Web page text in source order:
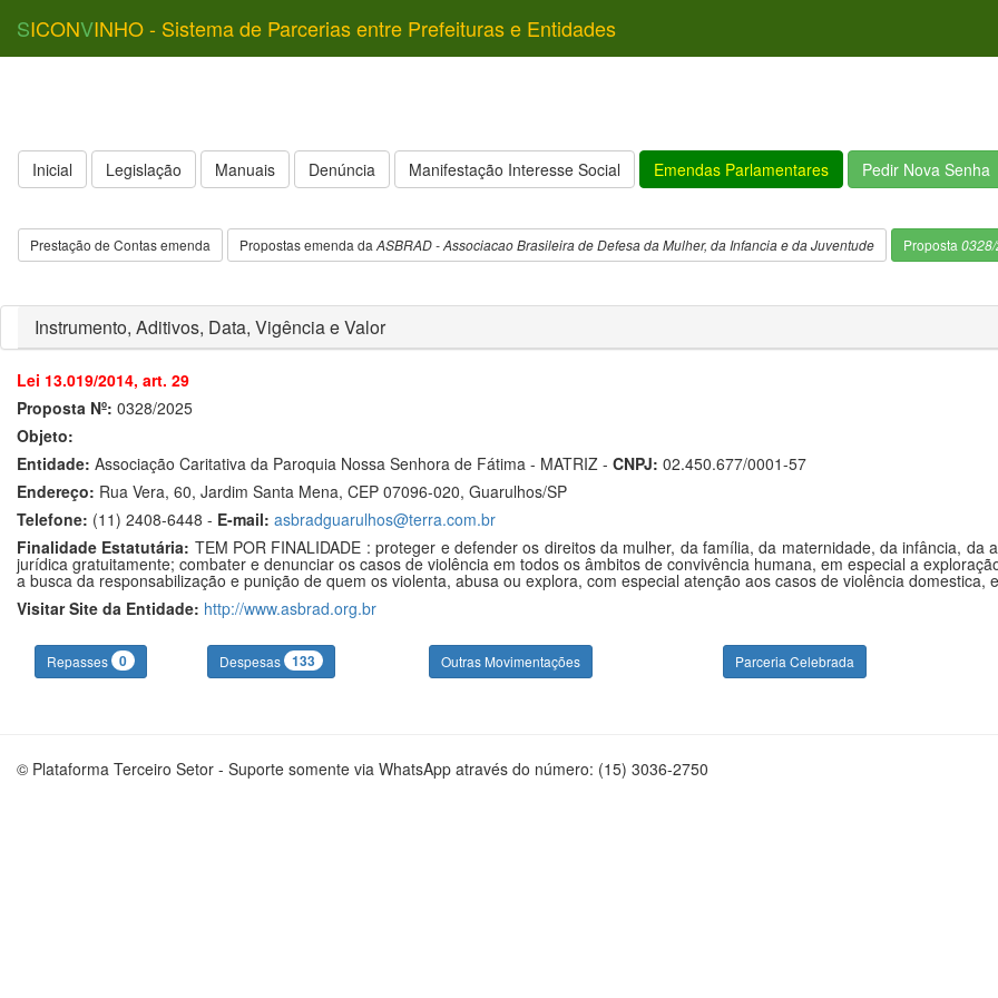
SICONVINHO - Sistema de Parcerias entre Prefeituras e Entidades
Inicial Legislação Manuais Denúncia Manifestação Interesse Social Emendas Parlamentares Pedir Nova Senha
Prestação de Contas emenda Propostas emenda da ASBRAD - Associacao Brasileira de Defesa da Mulher, da Infancia e da Juventude Proposta
Instrumento, Aditivos, Data, Vigência e Valor
Lei 13.019/2014, art. 29
Proposta Nº: 0328/2025
Objeto:
Entidade: Associação Caritativa da Paroquia Nossa Senhora de Fátima - MATRIZ - CNPJ: 02.450.677/0001-57
Endereço: Rua Vera, 60, Jardim Santa Mena, CEP 07096-020, Guarulhos/SP
Telefone: (11) 2408-6448 - E-mail: asbradguarulhos@terra.com.br
Finalidade Estatutária: TEM POR FINALIDADE : proteger e defender os direitos da mulher, da família, da maternidade, da infância,
jurídica gratuitamente; combater e denunciar os casos de violência em todos os âmbitos de convivência humana, em especial a
a busca da responsabilização e punição de quem os violenta, abusa ou explora, com especial atenção aos casos de violência domestica,
Visitar Site da Entidade: http://www.asbrad.org.br
Repasses 0 Despesas 133 Outras Movimentações Parceria Celebrada
© Plataforma Terceiro Setor - Suporte somente via WhatsApp através do número: (15) 3036-2750